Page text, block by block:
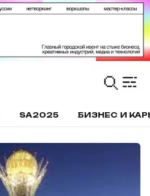
SA2025 БИЗНЕС И